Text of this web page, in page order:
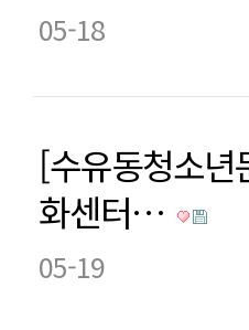
05-18
[수유동청소
화센터…
05-19